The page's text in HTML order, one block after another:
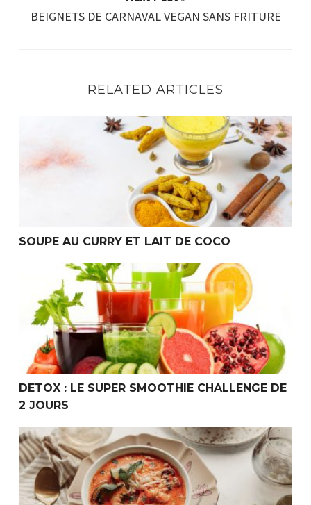
BEIGNETS DE CARNAVAL VEGAN SANS FRITURE
RELATED ARTICLES
SOUPE AU CURRY ET LAIT DE COCO
SOUPE AU CURRY ET LAIT DE COCO
Detox : Le super smoothie challenge de 2 jours
DETOX : LE SUPER SMOOTHIE CHALLENGE DE
2 JOURS
BOUILLON DE CRUSTACÉS